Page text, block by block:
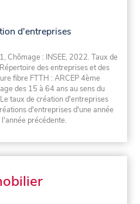
d'entreprises
Chômage : INSEE, 2022. Taux de
des entreprises et des
fibre FTTH : ARCEP 4ème
des 15 à 64 ans au sens du
taux de création d'entreprises
d'entreprises d'une année
précédente.